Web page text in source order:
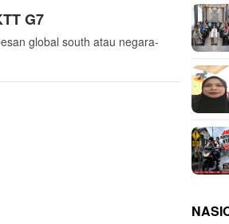
G7
global south atau negara-